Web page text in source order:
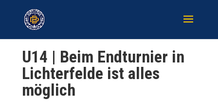
U14 | Beim Endturnier in
Lichterfelde ist alles
möglich